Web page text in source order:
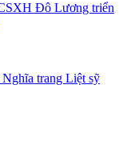
Đô Lương triển
trang Liệt sỹ